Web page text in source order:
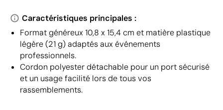
Caractéristiques principales :
Format généreux 10,8 x 15,4 cm et matière plastique
légère (21 g) adaptés aux événements
professionnels.
Cordon polyester détachable pour un port sécurisé
et un usage facilité lors de tous vos
rassemblements.